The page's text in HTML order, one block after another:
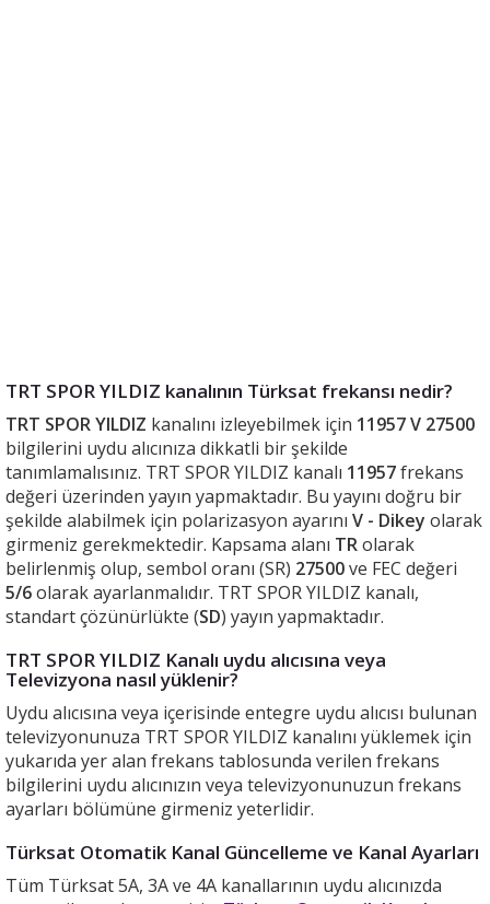
TRT SPOR YILDIZ kanalının Türksat frekansı nedir?
TRT SPOR YILDIZ kanalını izleyebilmek için 11957 V 27500
bilgilerini uydu alıcınıza dikkatli bir şekilde
tanımlamalısınız. TRT SPOR YILDIZ kanalı 11957frekans
değeri üzerinden yayın yapmaktadır. Bu yayını doğru bir
şekilde alabilmek için polarizasyon ayarını V - Dikey olarak
girmeniz gerekmektedir. Kapsama alanı TRolarak
belirlenmiş olup, sembol oranı (SR) 27500ve FEC değeri
5/6olarak ayarlanmalıdır. TRT SPOR YILDIZ kanalı,
standart çözünürlükte (SD) yayın yapmaktadır.
TRT SPOR YILDIZ Kanalı uydu alıcısına veya
Televizyona nasıl yüklenir?
Uydu alıcısına veya içerisinde entegre uydu alıcısı bulunan
televizyonunuza TRT SPOR YILDIZ kanalını yüklemek için
yukarıda yer alan frekans tablosunda verilen frekans
bilgilerini uydu alıcınızın veya televizyonunuzun frekans
ayarları bölümüne girmeniz yeterlidir.
Türksat Otomatik Kanal Güncelleme ve Kanal Ayarları
Tüm Türksat 5A, 3A ve 4A kanallarının uydu alıcınızda